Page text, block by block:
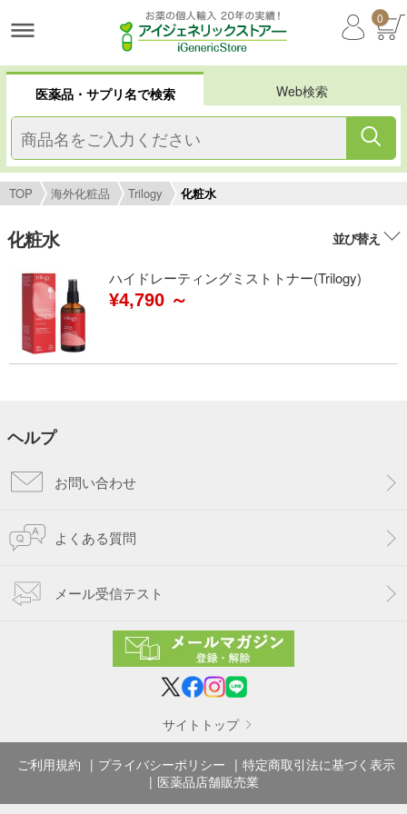
0
医薬品・サプリ名で検索 Web検索
TOP 海外化粧品 Trilogy 化粧水
化粧水 並び替え
ハイドレーティングミストトナー(Trilogy)
¥4,790 ～
ヘルプ
お問い合わせ
よくある質問
メール受信テスト
サイトトップ
ご利用規約 プライバシーポリシー
特定商取引法に基づく表示
医薬品店舗販売業